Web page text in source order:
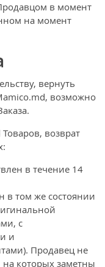
в момент
на момент
вернуть
возможно
возврат
в течение 14
в том же состоянии
с
и
Продавец не
на которых заметны